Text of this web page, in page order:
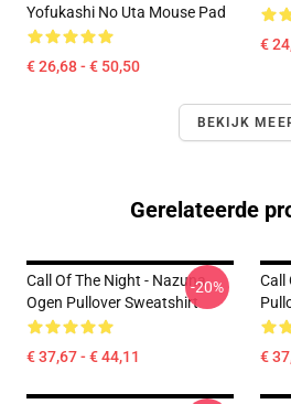
Yofukashi No Uta Mouse Pad
€ 26,68 - € 50,50
€
BEKIJK
Gerelateerde
Call Of The Night - Nazuna
Ogen Pullover Sweatshirt
€ 37,67 - € 44,11
-20%
Call
€